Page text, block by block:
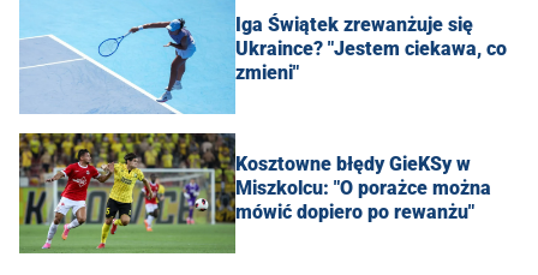
Iga Świątek zrewanżuje się
Ukraince? "Jestem ciekawa, co
zmieni"
Kosztowne błędy GieKSy w
Miszkolcu: "O porażce można
mówić dopiero po rewanżu"